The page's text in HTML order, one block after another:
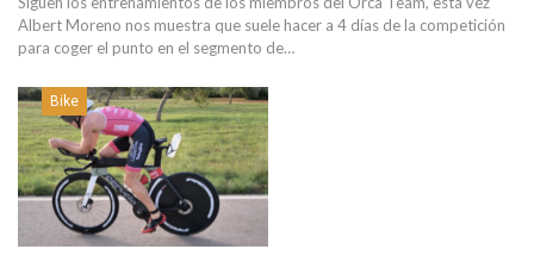
Albert Moreno nos muestra que suele hacer a 4 días de la competición
para coger el punto en el segmento de…
Bike